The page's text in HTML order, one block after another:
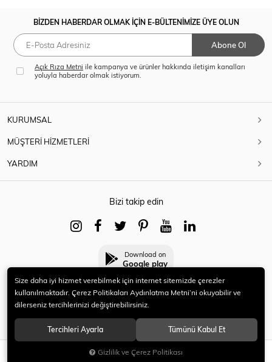
SEPETE EKLE
BİZDEN HABERDAR OLMAK İÇİN E-BÜLTENİMİZE ÜYE OLUN
Abone Ol
Açık Rıza Metni ile kampanya ve ürünler hakkında iletişim kanalları
yoluyla haberdar olmak istiyorum.
KURUMSAL
MÜŞTERİ HİZMETLERİ
YARDIM
Bizi takip edin
Download on
Google play
© 2021 HERYENİ. Tüm hakları saklıdır.
Size daha iyi hizmet verebilmek için internet sitemizde çerezler
kullanılmaktadır. Çerez Politikaları Aydınlatma Metni’ni okuyabilir ve
dilerseniz tercihlerinizi değiştirebilirsiniz.
Tercihleri Ayarla Tümünü Kabul Et
Gizlilik ve Çerez Politikası